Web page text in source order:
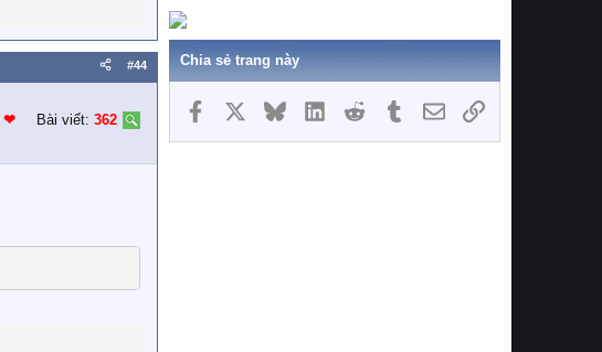
#44
❤︎ Bài viết: 362
Chia sẻ trang này
Facebook BlueskyLinkedInReddit TumblrEmailLink